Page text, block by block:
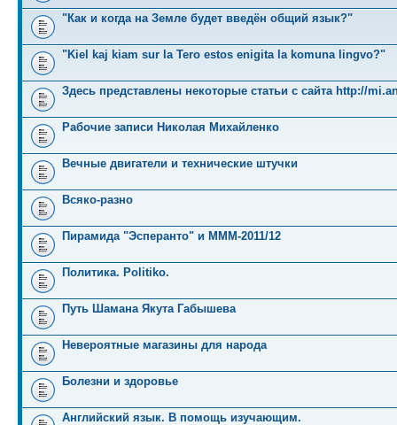
"Как и когда на Земле будет введён общий язык?"
"Kiel kaj kiam sur la Tero estos enigita la komuna lingvo?"
Здесь представлены некоторые статьи с сайта http://
Рабочие записи Николая Михайленко
Вечные двигатели и технические штучки
Всяко-разно
Пирамида "Эсперанто" и MMM-2011/12
Политика. Politiko.
Путь Шамана Якута Габышева
Невероятные магазины для народа
Болезни и здоровье
Английский язык. В помощь изучающим.